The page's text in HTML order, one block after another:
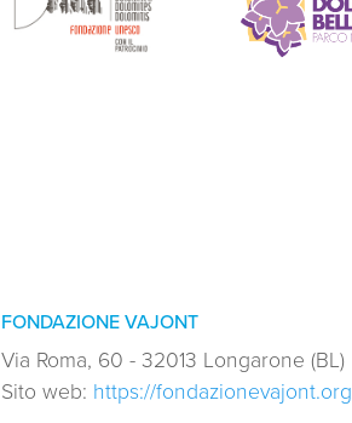
FONDAZIONE VAJONT
Via Roma, 60 - 32013 Longarone (BL)
Sito web: https://